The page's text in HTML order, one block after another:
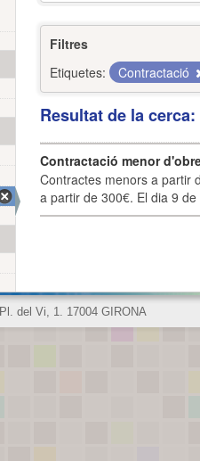
Filtres
Etiquetes:
Contractació
Resultat de la
Contractació menor
Contractes menors a partir
a partir de 300€. El dia 9
Pl. del Vi, 1. 17004 GIRONA